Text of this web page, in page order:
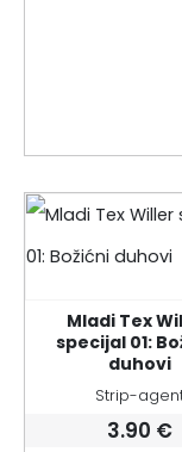
Mladi Tex
specijal 01:
duhovi
Strip-
3.90 €